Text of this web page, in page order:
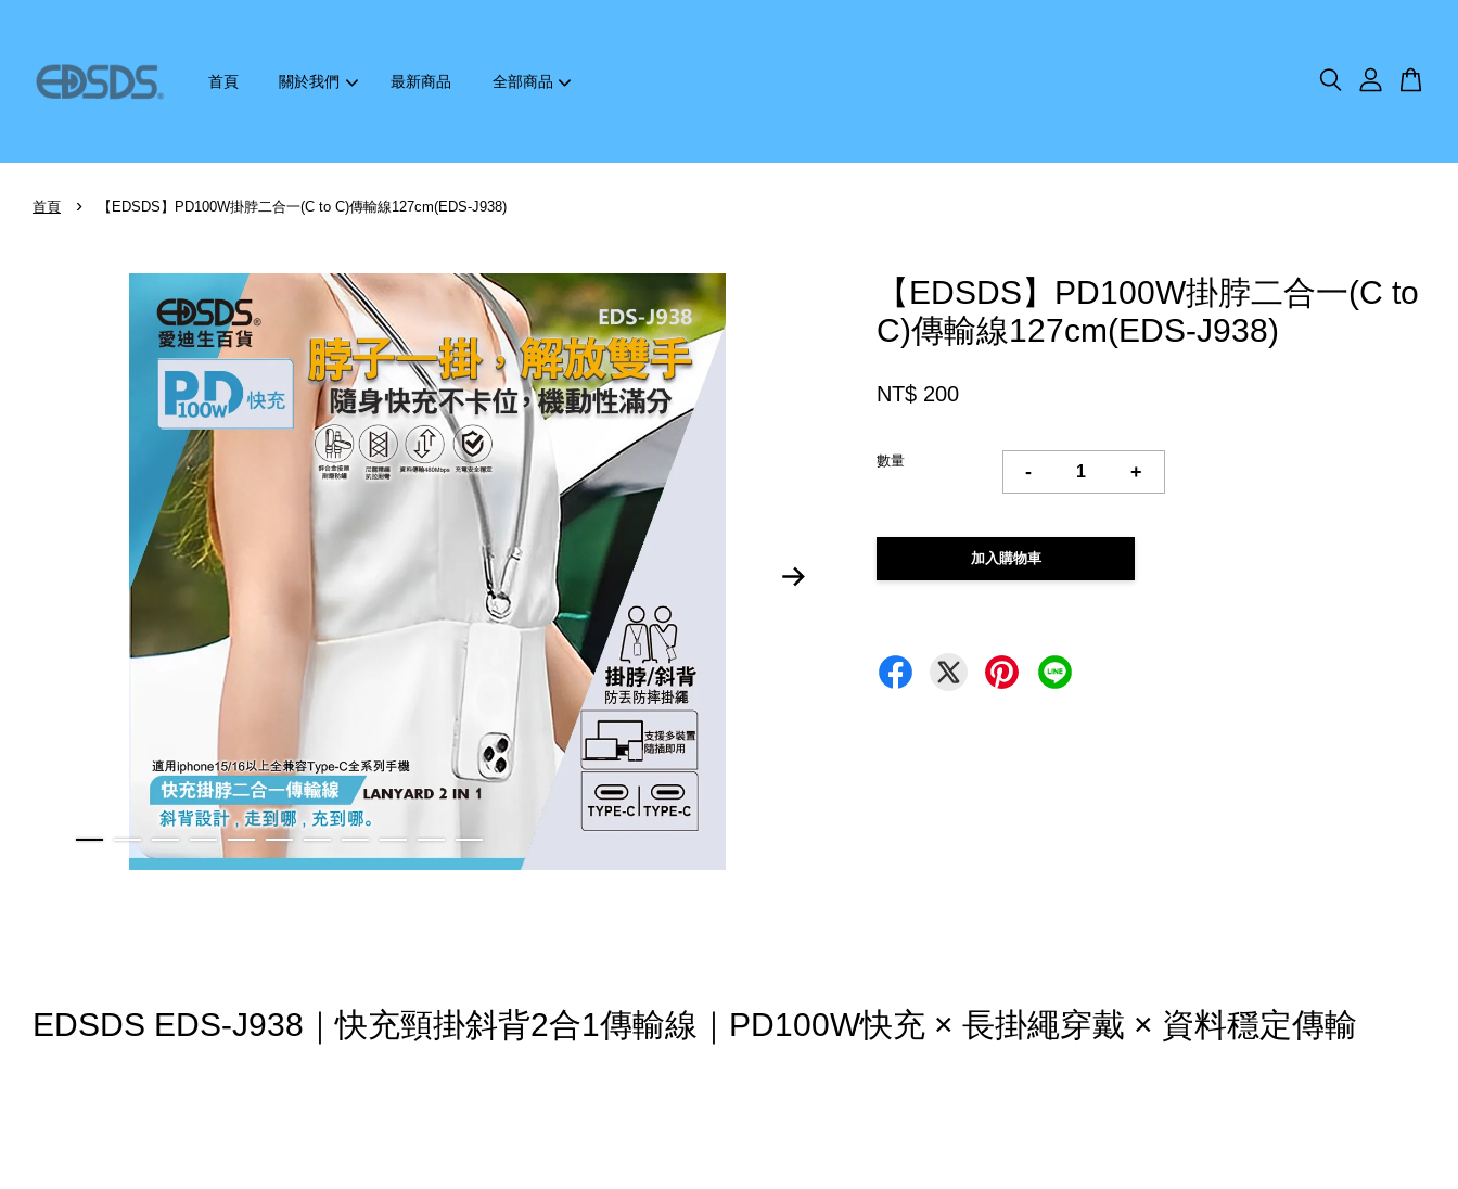
首頁 關於我們 最新商品 全部商品
首頁 › 【EDSDS】PD100W掛脖二合一(C to C)傳輸線127cm(EDS-J938)
【EDSDS】PD100W掛脖二合一(C to
C)傳輸線127cm(EDS-J938)
NT$ 200
數量
- +
加入購物車
EDSDS EDS-J938｜快充頸掛斜背2合1傳輸線｜PD100W快充 × 長掛繩穿戴 × 資料穩定傳輸